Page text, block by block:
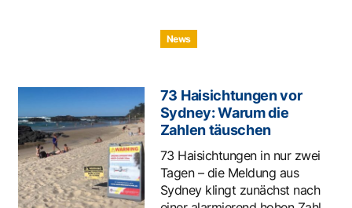
News
73 Haisichtungen vor
Sydney: Warum die
Zahlen täuschen
73 Haisichtungen in nur zwei
Tagen – die Meldung aus
Sydney klingt zunächst nach